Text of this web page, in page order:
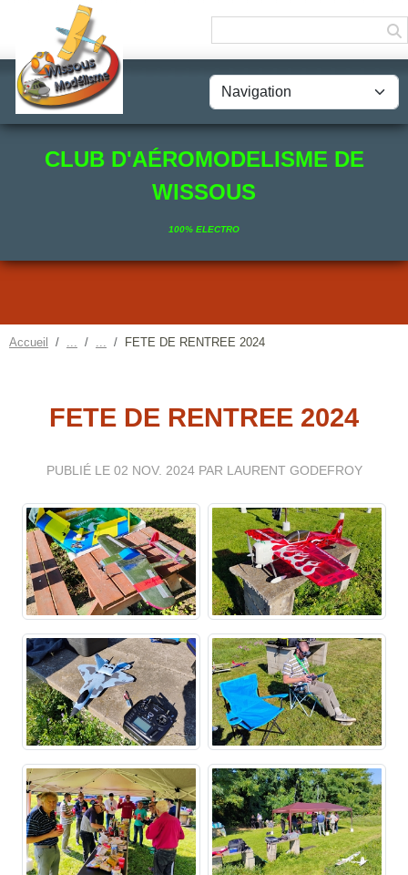
CLUB D'AÉROMODELISME DE
WISSOUS
100% ELECTRO
Accueil FETE DE RENTREE 2024
FETE DE RENTREE 2024
PUBLIÉ LE 02 NOV. 2024PAR LAURENT GODEFROY
Panneau de gestion des cookies